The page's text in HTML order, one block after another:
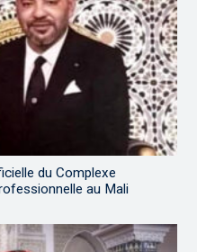
du Complexe
au Mali